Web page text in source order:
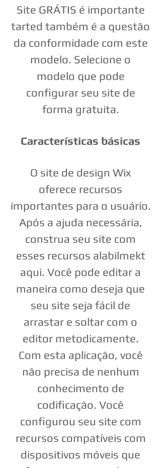
Site GRÁTIS é importante
tarted também é a questão
da conformidade com este
modelo. Selecione o
modelo que pode
configurar seu site de
forma gratuita.
Características básicas
O site de design Wix
oferece recursos
importantes para o usuário.
Após a ajuda necessária,
construa seu site com
esses recursos alabilmekt
aqui. Você pode editar a
maneira como deseja que
seu site seja fácil de
arrastar e soltar com o
editor metodicamente.
Com esta aplicação, você
não precisa de nenhum
conhecimento de
codificação. Você
configurou seu site com
recursos compatíveis com
dispositivos móveis que